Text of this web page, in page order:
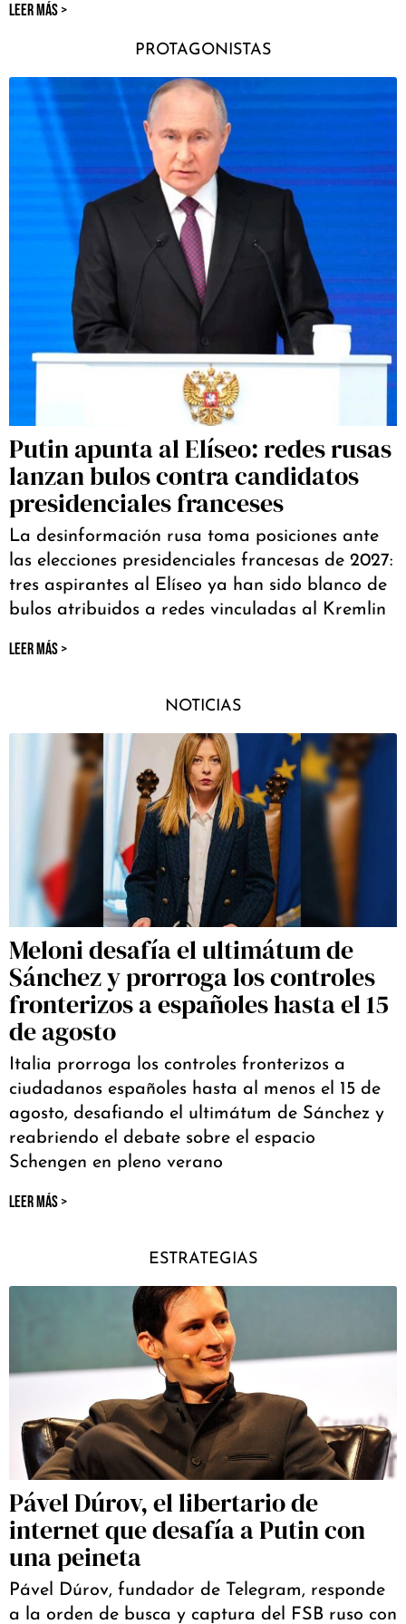
LEER MÁS >
PROTAGONISTAS
Putin apunta al Elíseo: redes rusas
lanzan bulos contra candidatos
presidenciales franceses
La desinformación rusa toma posiciones ante
las elecciones presidenciales francesas de 2027:
tres aspirantes al Elíseo ya han sido blanco de
bulos atribuidos a redes vinculadas al Kremlin
LEER MÁS >
NOTICIAS
Meloni desafía el ultimátum de
Sánchez y prorroga los controles
fronterizos a españoles hasta el 15
de agosto
Italia prorroga los controles fronterizos a
ciudadanos españoles hasta al menos el 15 de
agosto, desafiando el ultimátum de Sánchez y
reabriendo el debate sobre el espacio
Schengen en pleno verano
LEER MÁS >
ESTRATEGIAS
Pável Dúrov, el libertario de
internet que desafía a Putin con
una peineta
Pável Dúrov, fundador de Telegram, responde
a la orden de busca y captura del FSB ruso con